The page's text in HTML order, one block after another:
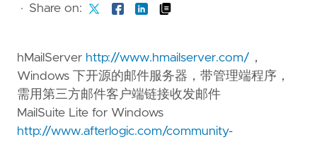
· Share on:
hMailServer http://www.hmailserver.com/ ，
Windows 下开源的邮件服务器，带管理端程序，
需用第三方邮件客户端链接收发邮件
MailSuite Lite for Windows
http://www.afterlogic.com/community-